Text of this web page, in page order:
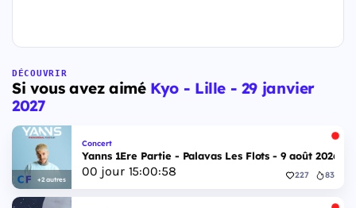
DÉCOUVRIR
Si vous avez aimé Kyo - Lille - 29 janvier
2027
+2 autres
Concert
Yanns 1Ere Partie - Palavas Les Flots - 9 août 2026
00 jour 15:00:57 227 83